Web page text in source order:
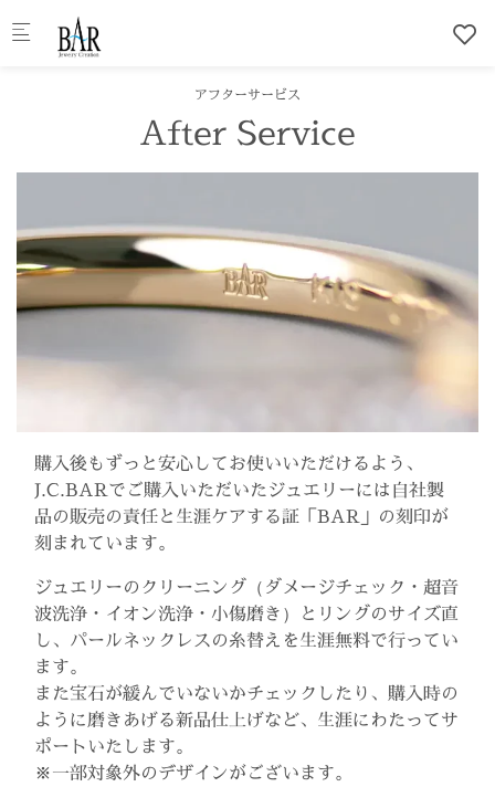
Skip to main content
アフターサービス
After Service
購入後もずっと安心してお使いいただけるよう、
J.C.BARでご購入いただいたジュエリーには自社製
品の販売の責任と生涯ケアする証「BAR」の刻印が
刻まれています。
ジュエリーのクリーニング（ダメージチェック・超音
波洗浄・イオン洗浄・小傷磨き）とリングのサイズ直
し、パールネックレスの糸替えを生涯無料で行ってい
ます。
また宝石が緩んでいないかチェックしたり、購入時の
ように磨きあげる新品仕上げなど、生涯にわたってサ
ポートいたします。
※一部対象外のデザインがございます。